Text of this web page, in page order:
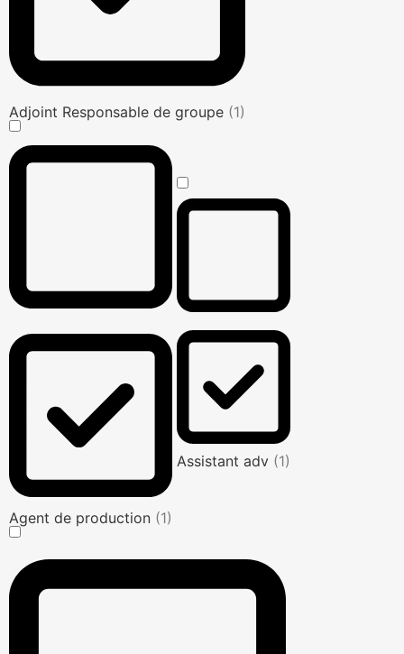
Adjoint Responsable de groupe (1)
Agent de production (1)
Assistant adv (1)